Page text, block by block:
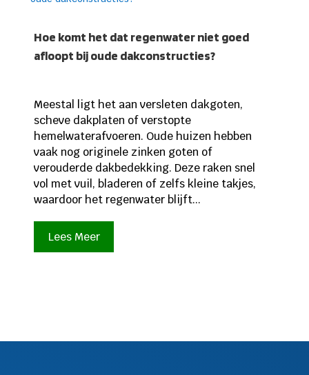
Hoe komt het dat regenwater niet goed
afloopt bij oude dakconstructies?
Meestal ligt het aan versleten dakgoten,
scheve dakplaten of verstopte
hemelwaterafvoeren. Oude huizen hebben
vaak nog originele zinken goten of
verouderde dakbedekking. Deze raken snel
vol met vuil, bladeren of zelfs kleine takjes,
waardoor het regenwater blijft...
Lees Meer